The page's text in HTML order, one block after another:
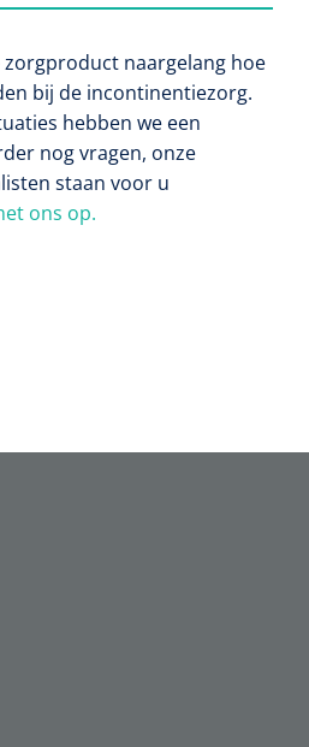
naargelang hoe
bij de incontinentiezorg.
hebben we een
nog vragen, onze
staan voor u
ons op.